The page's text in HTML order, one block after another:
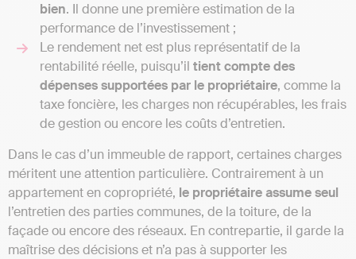
bien. Il donne une première estimation de la
performance de l’investissement ;
Le rendement net est plus représentatif de la
rentabilité réelle, puisqu’il tient compte des
dépenses supportées par le propriétaire, comme la
taxe foncière, les charges non récupérables, les frais
de gestion ou encore les coûts d’entretien.
Dans le cas d’un immeuble de rapport, certaines charges
méritent une attention particulière. Contrairement à un
appartement en copropriété, le propriétaire assume seul
l’entretien des parties communes, de la toiture, de la
façade ou encore des réseaux. En contrepartie, il garde la
maîtrise des décisions et n’a pas à supporter les